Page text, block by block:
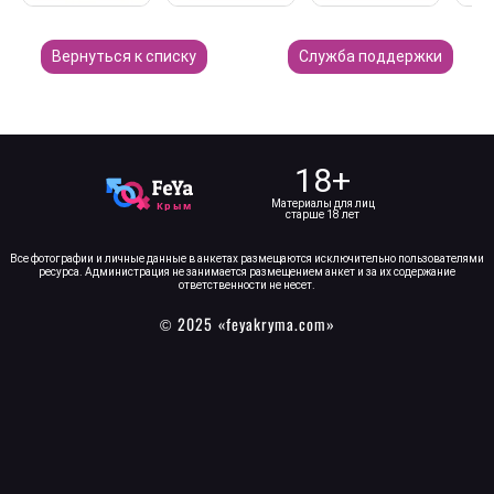
Вернуться к списку Служба поддержки
18+
Материалы для лиц
старше 18 лет
Все фотографии и личные данные в анкетах размещаются исключительно пользователями
ресурса. Администрация не занимается размещением анкет и за их содержание
ответственности не несет.
© 2025 «feyakryma.com»